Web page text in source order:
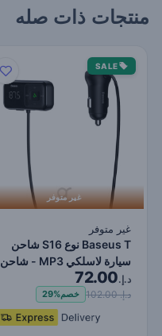
منتجات ذات صله
SALE
غير متوفر
غير متوفر
Baseus T نوع S16 شاحن
سيارة لاسلكي MP3 - شاحن
لاسلكي للسيارة بدو…
د.إ.72.00
د.إ. 102.00 خصم29%